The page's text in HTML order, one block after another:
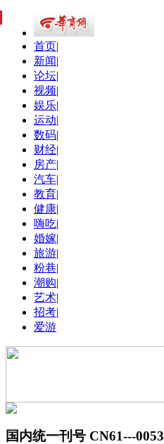
首页|
新闻|
论坛|
视频|
娱乐|
运动|
数码|
财经|
房产|
汽车|
教育|
健康|
嗨吃|
婚嫁|
旅游|
粉巷|
潮购|
艺术|
招考|
爱游
国内统一刊号 CN61---0053